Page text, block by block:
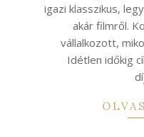
igazi klasszikus,
akár filmről.
vállalkozott,
Idétlen időkig